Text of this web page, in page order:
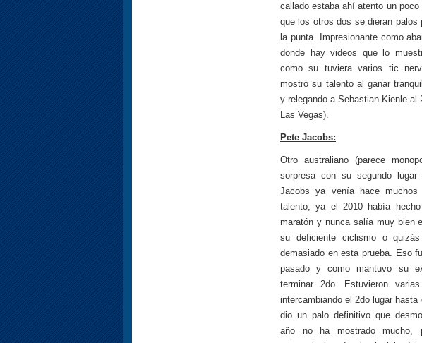
callado estaba ahí atento un
que los otros dos se dieran palos
la punta. Impresionante como
donde hay videos que lo
como su tuviera varios tic
mostró su talento al ganar
y relegando a Sebastian Kienle al
Las Vegas).
Pete Jacobs:
Otro australiano (parece
sorpresa con su segundo
Jacobs ya venía hace muchos
talento, ya el 2010 había
maratón y nunca salía muy bien
su deficiente ciclismo o
demasiado en esta prueba. Eso
pasado y como mantuvo su
terminar 2do. Estuvieron
intercambiando el 2do lugar
dio un palo definitivo que
año no ha mostrado mucho,